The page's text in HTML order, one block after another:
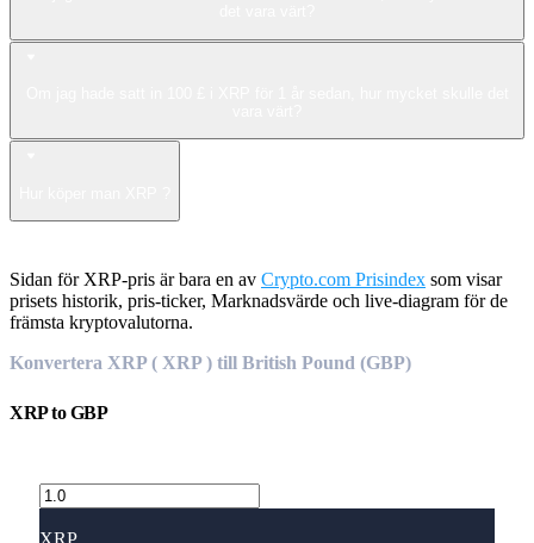
Sidan för XRP-pris är bara en av Crypto.com Prisindex som visar
prisets historik, pris-ticker, Marknadsvärde och live-diagram för de
främsta kryptovalutorna.
Konvertera XRP ( XRP ) till British Pound (GBP)
XRPtoGBP
XRP